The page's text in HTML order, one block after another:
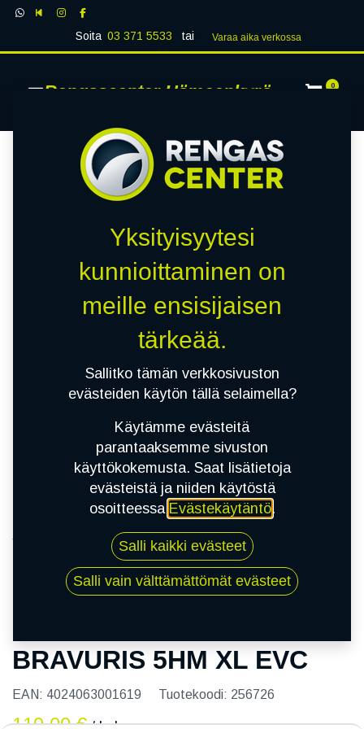
Soita 03 371 5533 tai Varaa aika verk​​​​ossa
Rengascenter Hämeenkyrö 0
215/45R17 91Y BARUM BRAVURIS 5HM XL EVC
BRAVURIS 5HM XL EVC
EAN: 4024063001619 Tuotekoodi: 256726
119,00€
Yksityisyytesi
kunnioittaminen on
meille ensisijaisen
tärkeää.
Sallitko tämän verkkosivuston
evästeiden käytön tällä selaimella?
Käytämme evästeitä
parantaaksemme sivuston
käyttökokemusta. Saat lisätietoja
evästeistä ja niiden käytöstä
osoitteessa Evästekäytäntö.
Salli kaikki evästeet
Salli vain välttämättömät evästeet